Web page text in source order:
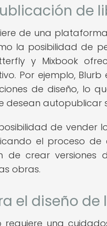
de
de una
la posibilidad de
y Mixbook
Por ejemplo,
de diseño, lo
autopublicar
de vender
el proceso
de crear versiones
obras.
el diseño
una